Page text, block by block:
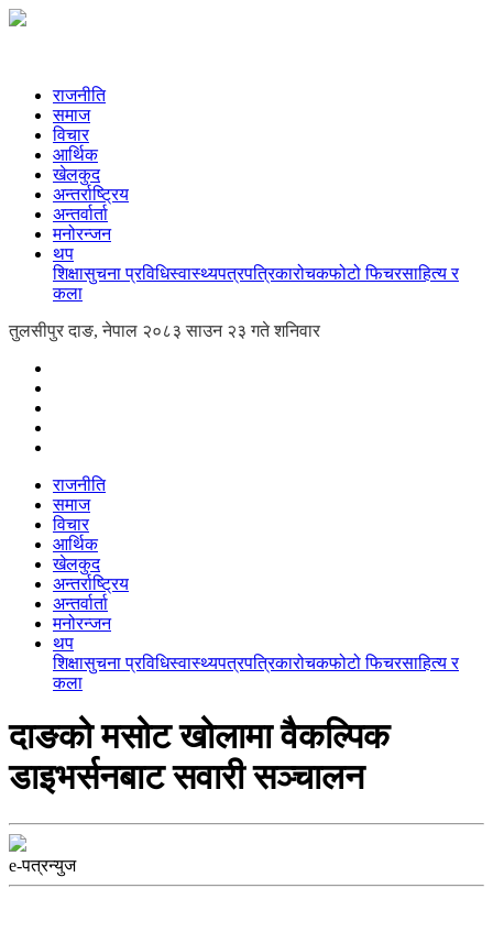
राजनीति
समाज
विचार
आर्थिक
खेलकुद
अन्तर्राष्ट्रिय
अन्तर्वार्ता
मनोरन्जन
थप
शिक्षासुचना प्रविधिस्वास्थ्यपत्रपत्रिकारोचकफोटो फिचरसाहित्य र
कला
तुलसीपुर दाङ, नेपाल २०८३ साउन २३ गते शनिवार
राजनीति
समाज
विचार
आर्थिक
खेलकुद
अन्तर्राष्ट्रिय
अन्तर्वार्ता
मनोरन्जन
थप
शिक्षासुचना प्रविधिस्वास्थ्यपत्रपत्रिकारोचकफोटो फिचरसाहित्य र
कला
दाङको मसोट खोलामा वैकल्पिक
डाइभर्सनबाट सवारी सञ्चालन
e-पत्रन्युज